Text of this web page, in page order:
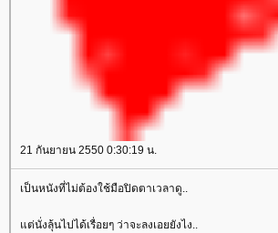
21 กันยายน 2550 0:30:19 น.
เป็นหนังที่ไม่ต้องใช้มือปิดตาเวลาดู..
ต่นั่งลุ้นไปได้เรื่อยๆ ว่าจะลงเอยยังไง..